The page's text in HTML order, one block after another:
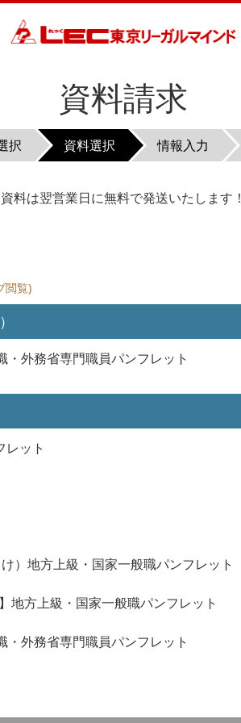
資料請求
択 資料選択 情報入力
資料は翌営業日に無料で発送いたします！
閲覧)
外務省専門職員パンフレット
ット
）地方上級・国家一般職パンフレット
地方上級・国家一般職パンフレット
外務省専門職員パンフレット